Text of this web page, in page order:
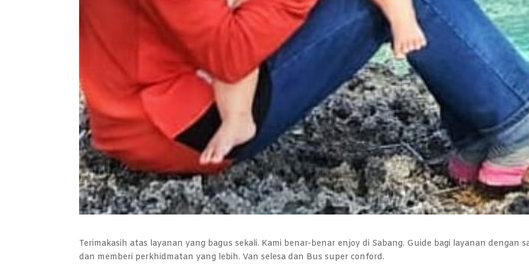
Terimakasih atas layanan yang bagus sekali. Kami benar-benar enjoy di Sabang. Guide bagi layanan dengan
dan memberi perkhidmatan yang lebih. Van selesa dan Bus super conford.